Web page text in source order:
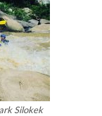
Silokek